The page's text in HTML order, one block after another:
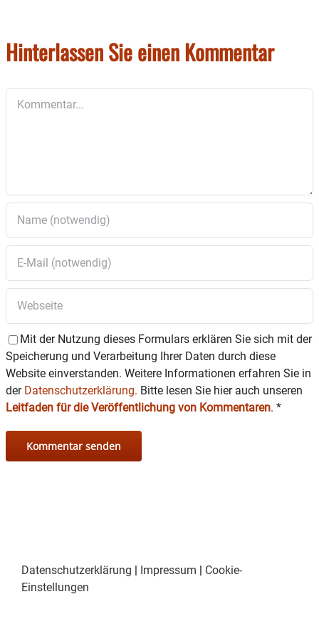
Hinterlassen Sie einen Kommentar
Mit der Nutzung dieses Formulars erklären Sie sich mit der
Speicherung und Verarbeitung Ihrer Daten durch diese
Website einverstanden. Weitere Informationen erfahren Sie in
der Datenschutzerklärung. Bitte lesen Sie hier auch unseren
Leitfaden für die Veröffentlichung von Kommentaren. *
Datenschutzerklärung | Impressum | Cookie-
Einstellungen